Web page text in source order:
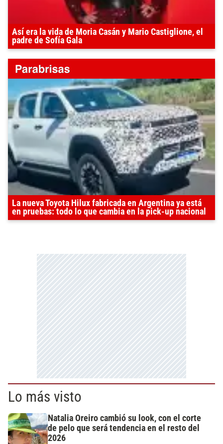
Así era la vida de Moria Casán y Mario Castiglione, el
padre de Sofía Gala
La nueva Toyota Hilux fabricada en Argentina ya está
en pruebas: todo lo que cambia en la pick-up nacional
Lo más visto
Natalia Oreiro cambió su look, con el corte
de pelo que será tendencia en el resto del
2026